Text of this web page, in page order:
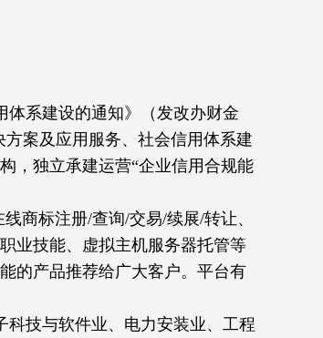
系建设的通知》（发改办财金
方案及应用服务、社会信用体系建
，独立承建运营“企业信用合规能
商标注册/查询/交易/续展/转让、
职业技能、 虚拟主机服务器托管等
的产品推荐给广大客户。平台有
技与软件业、电力安装业、工程